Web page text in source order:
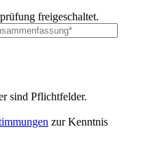
freigeschaltet.
sind Pflichtfelder.
zur Kenntnis